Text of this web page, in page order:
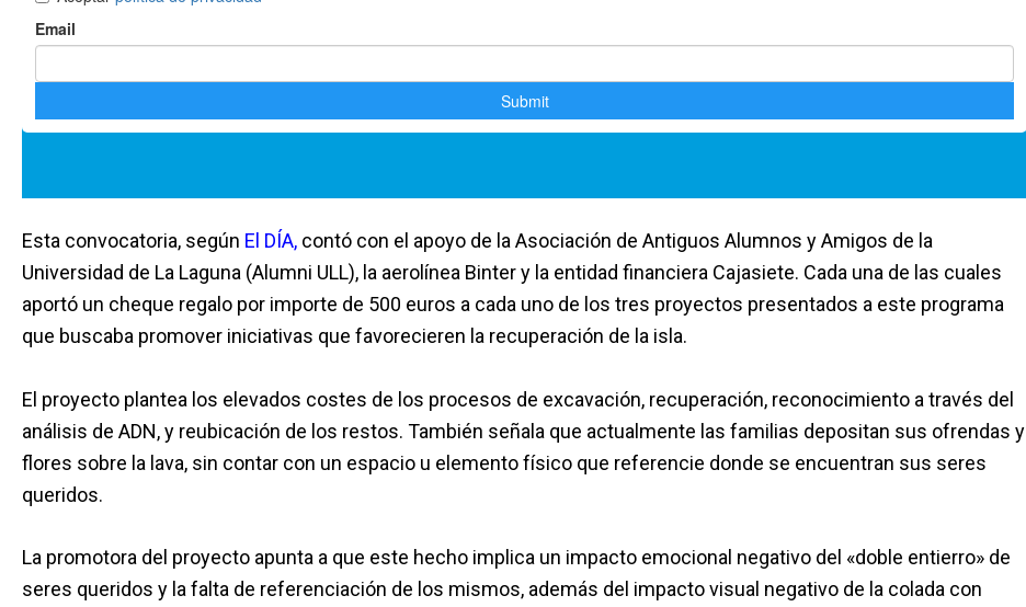
Esta convocatoria, según El DÍA, contó con el apoyo de la Asociación de Antiguos Alumnos y Amigos de la
Universidad de La Laguna (Alumni ULL), la aerolínea Binter y la entidad financiera Cajasiete. Cada una de las cuales
aportó un cheque regalo por importe de 500 euros a cada uno de los tres proyectos presentados a este programa
que buscaba promover iniciativas que favorecieren la recuperación de la isla.
El proyecto plantea los elevados costes de los procesos de excavación, recuperación, reconocimiento a través del
análisis de ADN, y reubicación de los restos. También señala que actualmente las familias depositan sus ofrendas y
flores sobre la lava, sin contar con un espacio u elemento físico que referencie donde se encuentran sus seres
queridos.
La promotora del proyecto apunta a que este hecho implica un impacto emocional negativo del «doble entierro» de
seres queridos y la falta de referenciación de los mismos, además del impacto visual negativo de la colada con